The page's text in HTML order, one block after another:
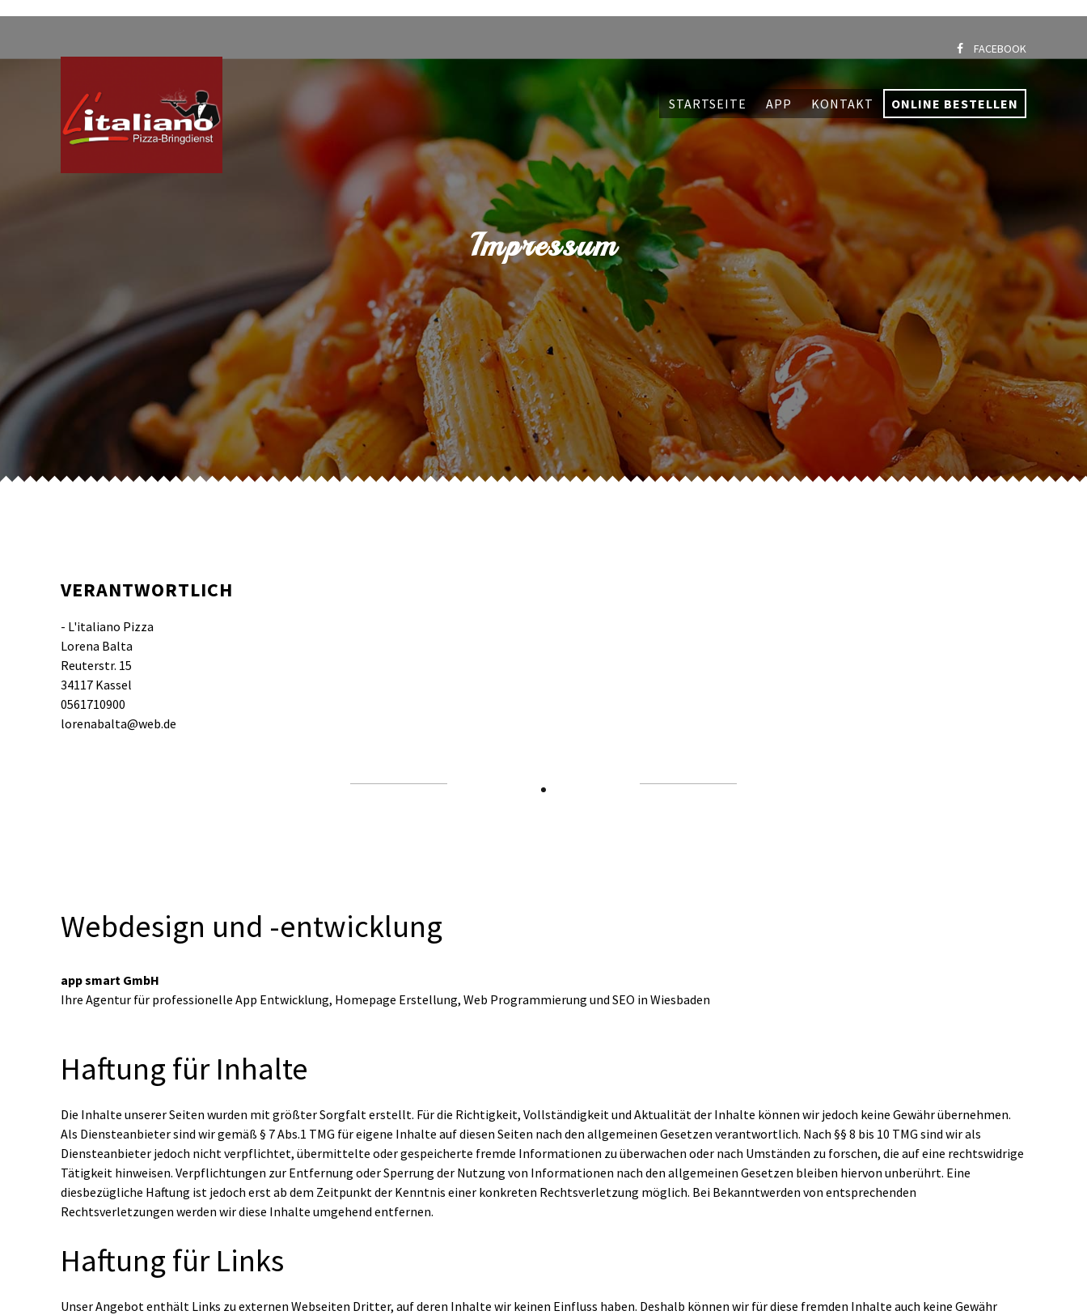
FACEBOOK
STARTSEITE APP KONTAKT ONLINE BESTELLEN
Impressum
VERANTWORTLICH
- L'italiano Pizza
Lorena Balta
Reuterstr. 15
34117 Kassel
0561710900
lorenabalta@web.de
Webdesign und -entwicklung
app smart GmbH
Ihre Agentur für professionelle App Entwicklung, Homepage Erstellung, Web Programmierung und SEO in Wiesbaden
Haftung für Inhalte
Die Inhalte unserer Seiten wurden mit größter Sorgfalt erstellt. Für die Richtigkeit, Vollständigkeit und Aktualität der Inhalte können wir jedoch keine Gewähr übernehmen.
Als Diensteanbieter sind wir gemäß § 7 Abs.1 TMG für eigene Inhalte auf diesen Seiten nach den allgemeinen Gesetzen verantwortlich. Nach §§ 8 bis 10 TMG sind wir als
Diensteanbieter jedoch nicht verpflichtet, übermittelte oder gespeicherte fremde Informationen zu überwachen oder nach Umständen zu forschen, die auf eine rechtswidrige
Tätigkeit hinweisen. Verpflichtungen zur Entfernung oder Sperrung der Nutzung von Informationen nach den allgemeinen Gesetzen bleiben hiervon unberührt. Eine
diesbezügliche Haftung ist jedoch erst ab dem Zeitpunkt der Kenntnis einer konkreten Rechtsverletzung möglich. Bei Bekanntwerden von entsprechenden
Rechtsverletzungen werden wir diese Inhalte umgehend entfernen.
Haftung für Links
Unser Angebot enthält Links zu externen Webseiten Dritter, auf deren Inhalte wir keinen Einfluss haben. Deshalb können wir für diese fremden Inhalte auch keine Gewähr